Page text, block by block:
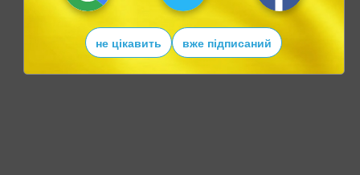
не цікавить вже підписаний